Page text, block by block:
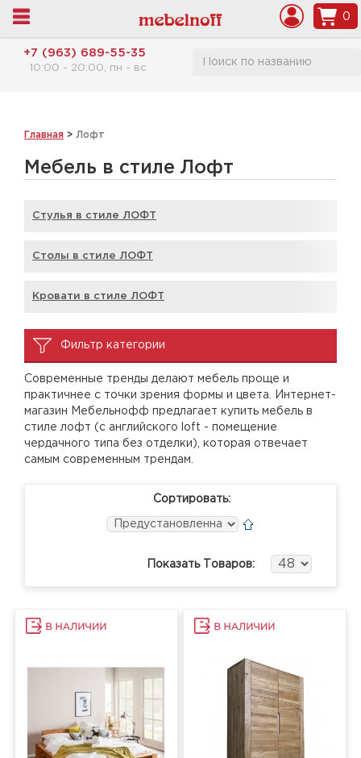
0
+7 (963) 689-55-35
10:00 - 20:00, пн - вс
Главная > Лофт
Мебель в стиле Лофт
Стулья в стиле ЛОФТ
Столы в стиле ЛОФТ
Кровати в стиле ЛОФТ
Фильтр категории
Современные тренды делают мебель проще и
практичнее с точки зрения формы и цвета. Интернет-
магазин Мебельнофф предлагает купить мебель в
стиле лофт (с английского loft - помещение
чердачного типа без отделки), которая отвечает
самым современным трендам.
Сортировать:
Показать Товаров: